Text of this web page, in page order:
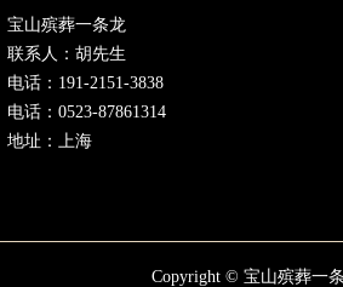
宝山殡葬一条龙
联系人：胡先生
电话：191-2151-3838
电话：0523-87861314
地址：上海
Copyright © 宝山殡葬一